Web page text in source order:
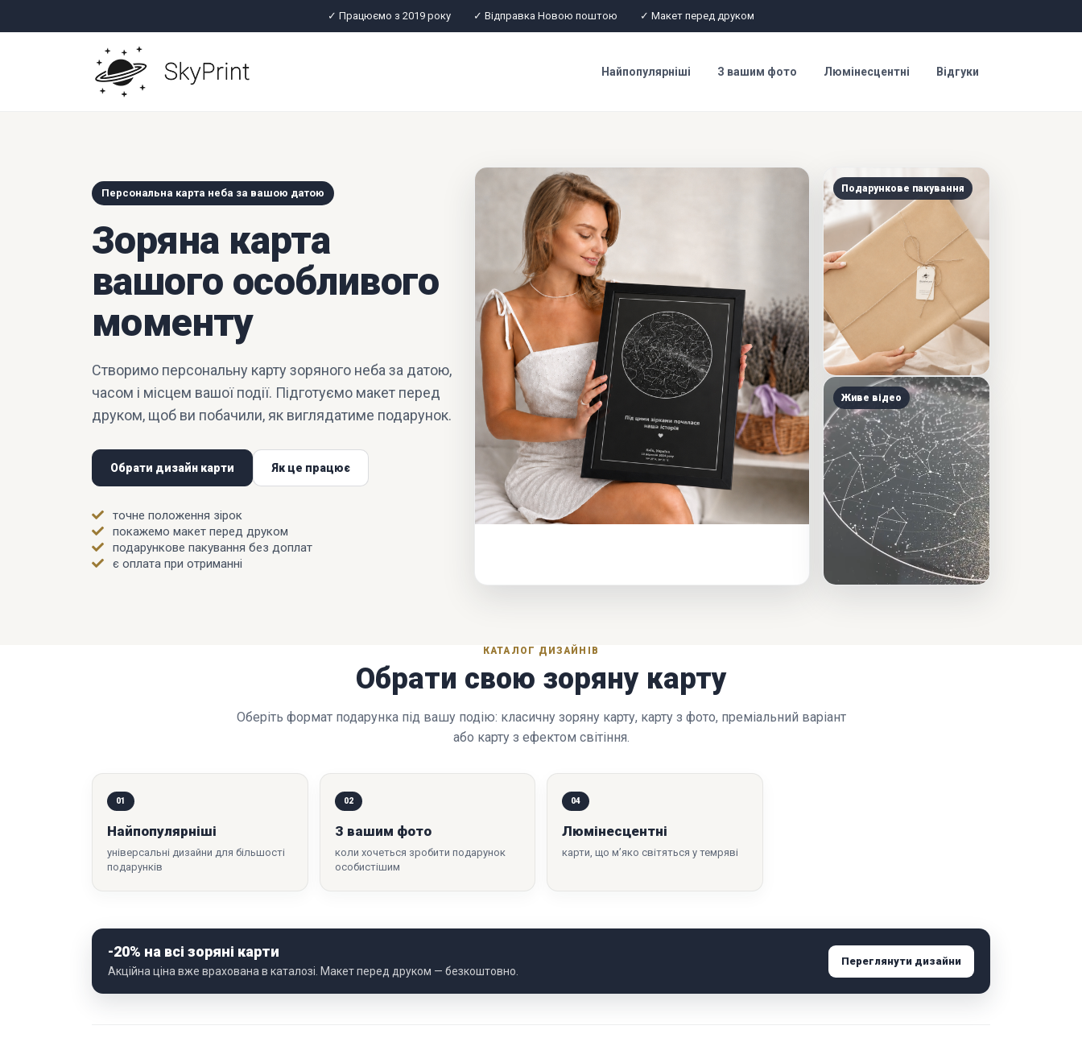
✓ Працюємо з 2019 року ✓ Відправка Новою поштою ✓ Макет перед друком
Найпопулярніші З вашим фото Люмінесцентні Відгуки
Персональна карта неба за вашою датою
Зоряна карта
вашого особливого
моменту
Створимо персональну карту зоряного неба за датою,
часом і місцем вашої події. Підготуємо макет перед
друком, щоб ви побачили, як виглядатиме подарунок.
Обрати дизайн карти Як це працює
точне положення зірок
покажемо макет перед друком
подарункове пакування без доплат
є оплата при отриманні
Подарункове пакування
Живе відео
КАТАЛОГ ДИЗАЙНІВ
Обрати свою зоряну карту
Оберіть формат подарунка під вашу подію: класичну зоряну карту, карту з фото, преміальний варіант
або карту з ефектом світіння.
01
Найпопулярніші
універсальні дизайни для більшості
подарунків
02
З вашим фото
коли хочеться зробити подарунок
особистішим
04
Люмінесцентні
карти, що м’яко світяться у темряві
-20% на всі зоряні карти
Акційна ціна вже врахована в каталозі. Макет перед друком — безкоштовно.
Переглянути дизайни